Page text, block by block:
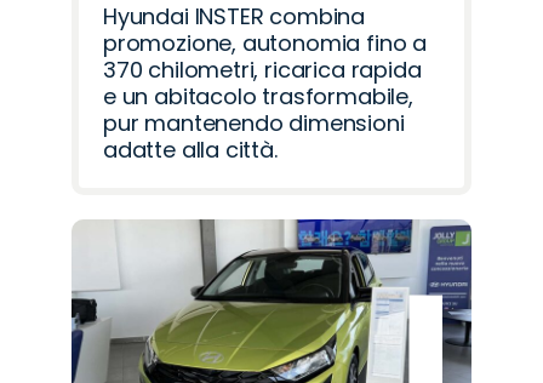
Hyundai INSTER combina
promozione, autonomia fino a
370 chilometri, ricarica rapida
e un abitacolo trasformabile,
pur mantenendo dimensioni
adatte alla città.